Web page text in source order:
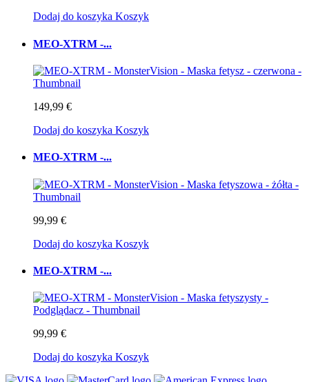
Dodaj do koszyka Koszyk
MEO-XTRM -...
149,99 €
Dodaj do koszyka Koszyk
MEO-XTRM -...
99,99 €
Dodaj do koszyka Koszyk
MEO-XTRM -...
99,99 €
Dodaj do koszyka Koszyk